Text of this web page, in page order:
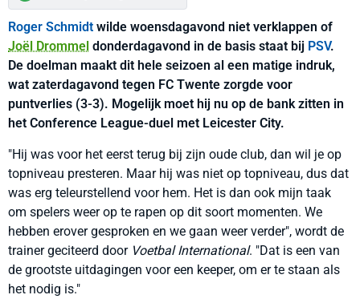
Roger Schmidt wilde woensdagavond niet verklappen of
Joël Drommel donderdagavond in de basis staat bij PSV.
De doelman maakt dit hele seizoen al een matige indruk,
wat zaterdagavond tegen FC Twente zorgde voor
puntverlies (3-3). Mogelijk moet hij nu op de bank zitten in
het Conference League-duel met Leicester City.
"Hij was voor het eerst terug bij zijn oude club, dan wil je op
topniveau presteren. Maar hij was niet op topniveau, dus dat
was erg teleurstellend voor hem. Het is dan ook mijn taak
om spelers weer op te rapen op dit soort momenten. We
hebben erover gesproken en we gaan weer verder", wordt de
trainer geciteerd door Voetbal International. "Dat is een van
de grootste uitdagingen voor een keeper, om er te staan als
het nodig is."